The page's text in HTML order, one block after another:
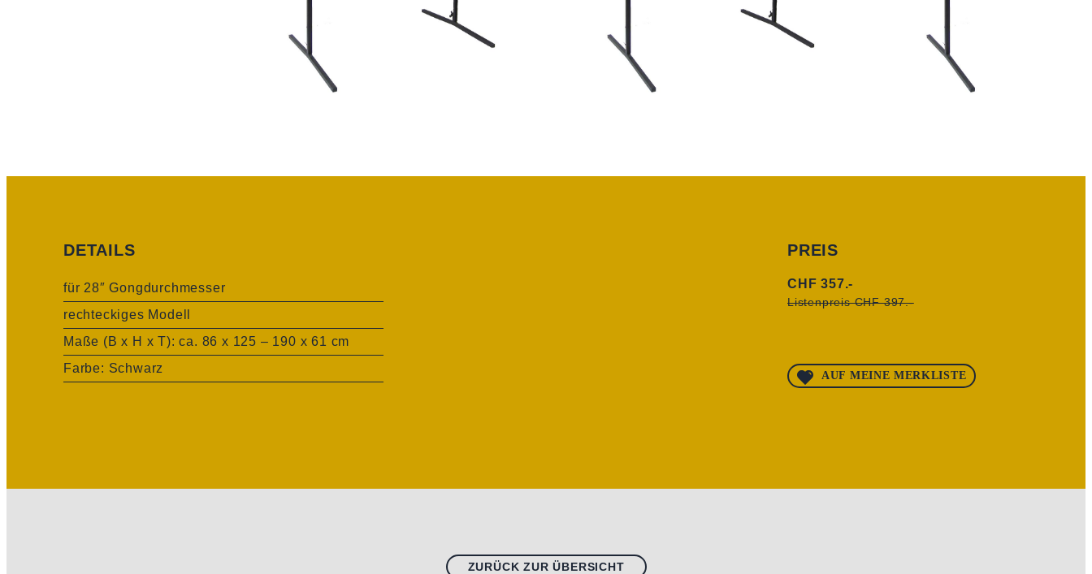
DETAILS
für 28″ Gongdurchmesser
rechteckiges Modell
Maße (B x H x T): ca. 86 x 125 – 190 x 61 cm
Farbe: Schwarz
PREIS
CHF 357.-
Listenpreis CHF 397.-
AUF MEINE MERKLISTE
ZURÜCK ZUR ÜBERSICHT